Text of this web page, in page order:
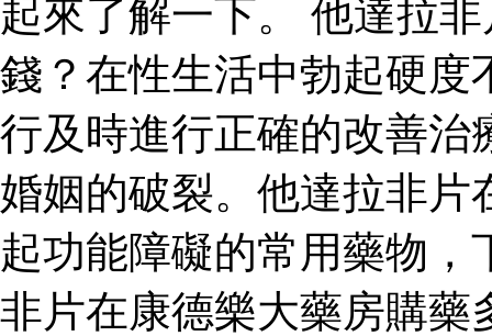
起來了解一下。 他達拉
錢？在性生活中勃起硬度
行及時進行正確的改善治
婚姻的破裂。他達拉非片
起功能障礙的常用藥物
非片在康德樂大藥房購藥